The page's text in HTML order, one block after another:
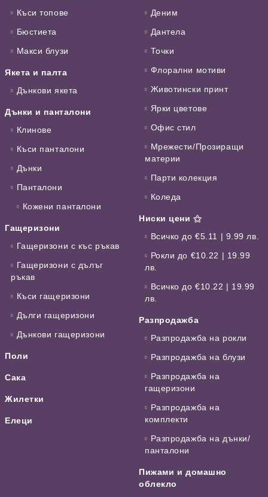
Къси топове
Бюстиета
Макси блузи
Якета и палта
Дънкови якета
Дънки и панталони
Клинове
Къси панталони
Дънки
Панталони
Кожени панталони
Гащеризони
Гащеризони с къс ръкав
Гащеризони с дълъг
ръкав
Къси гащеризони
Дълги гащеризони
Дънкови гащеризони
Поли
Сака
Жилетки
Елеци
Деним
Дантела
Точки
Флорални мотиви
Животински принт
Ярки цветове
Офис стил
Мрежести/Прозиращи
материи
Парти колекция
Коледа
Ниски цени ⚝
Всичко до €5.11 | 9.99 лв.
Рокли до €10.22 | 19.99
лв.
Всичко до €10.22 | 19.99
лв.
Разпродажба
Разпродажба на рокли
Разпродажба на блузи
Разпродажба на
гащеризони
Разпродажба на
комплекти
Разпродажба на дънки/
панталони
Пижами и домашно
облекло